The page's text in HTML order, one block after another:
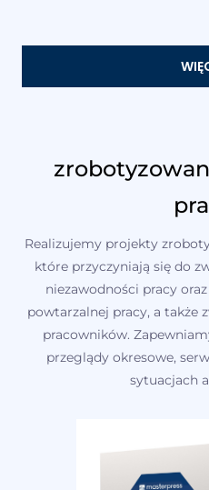
Realizujemy projekty
które przyczyniają się do
niezawodności pracy
powtarzalnej pracy, a także
pracowników.
przeglądy okresowe,
sytuacjach